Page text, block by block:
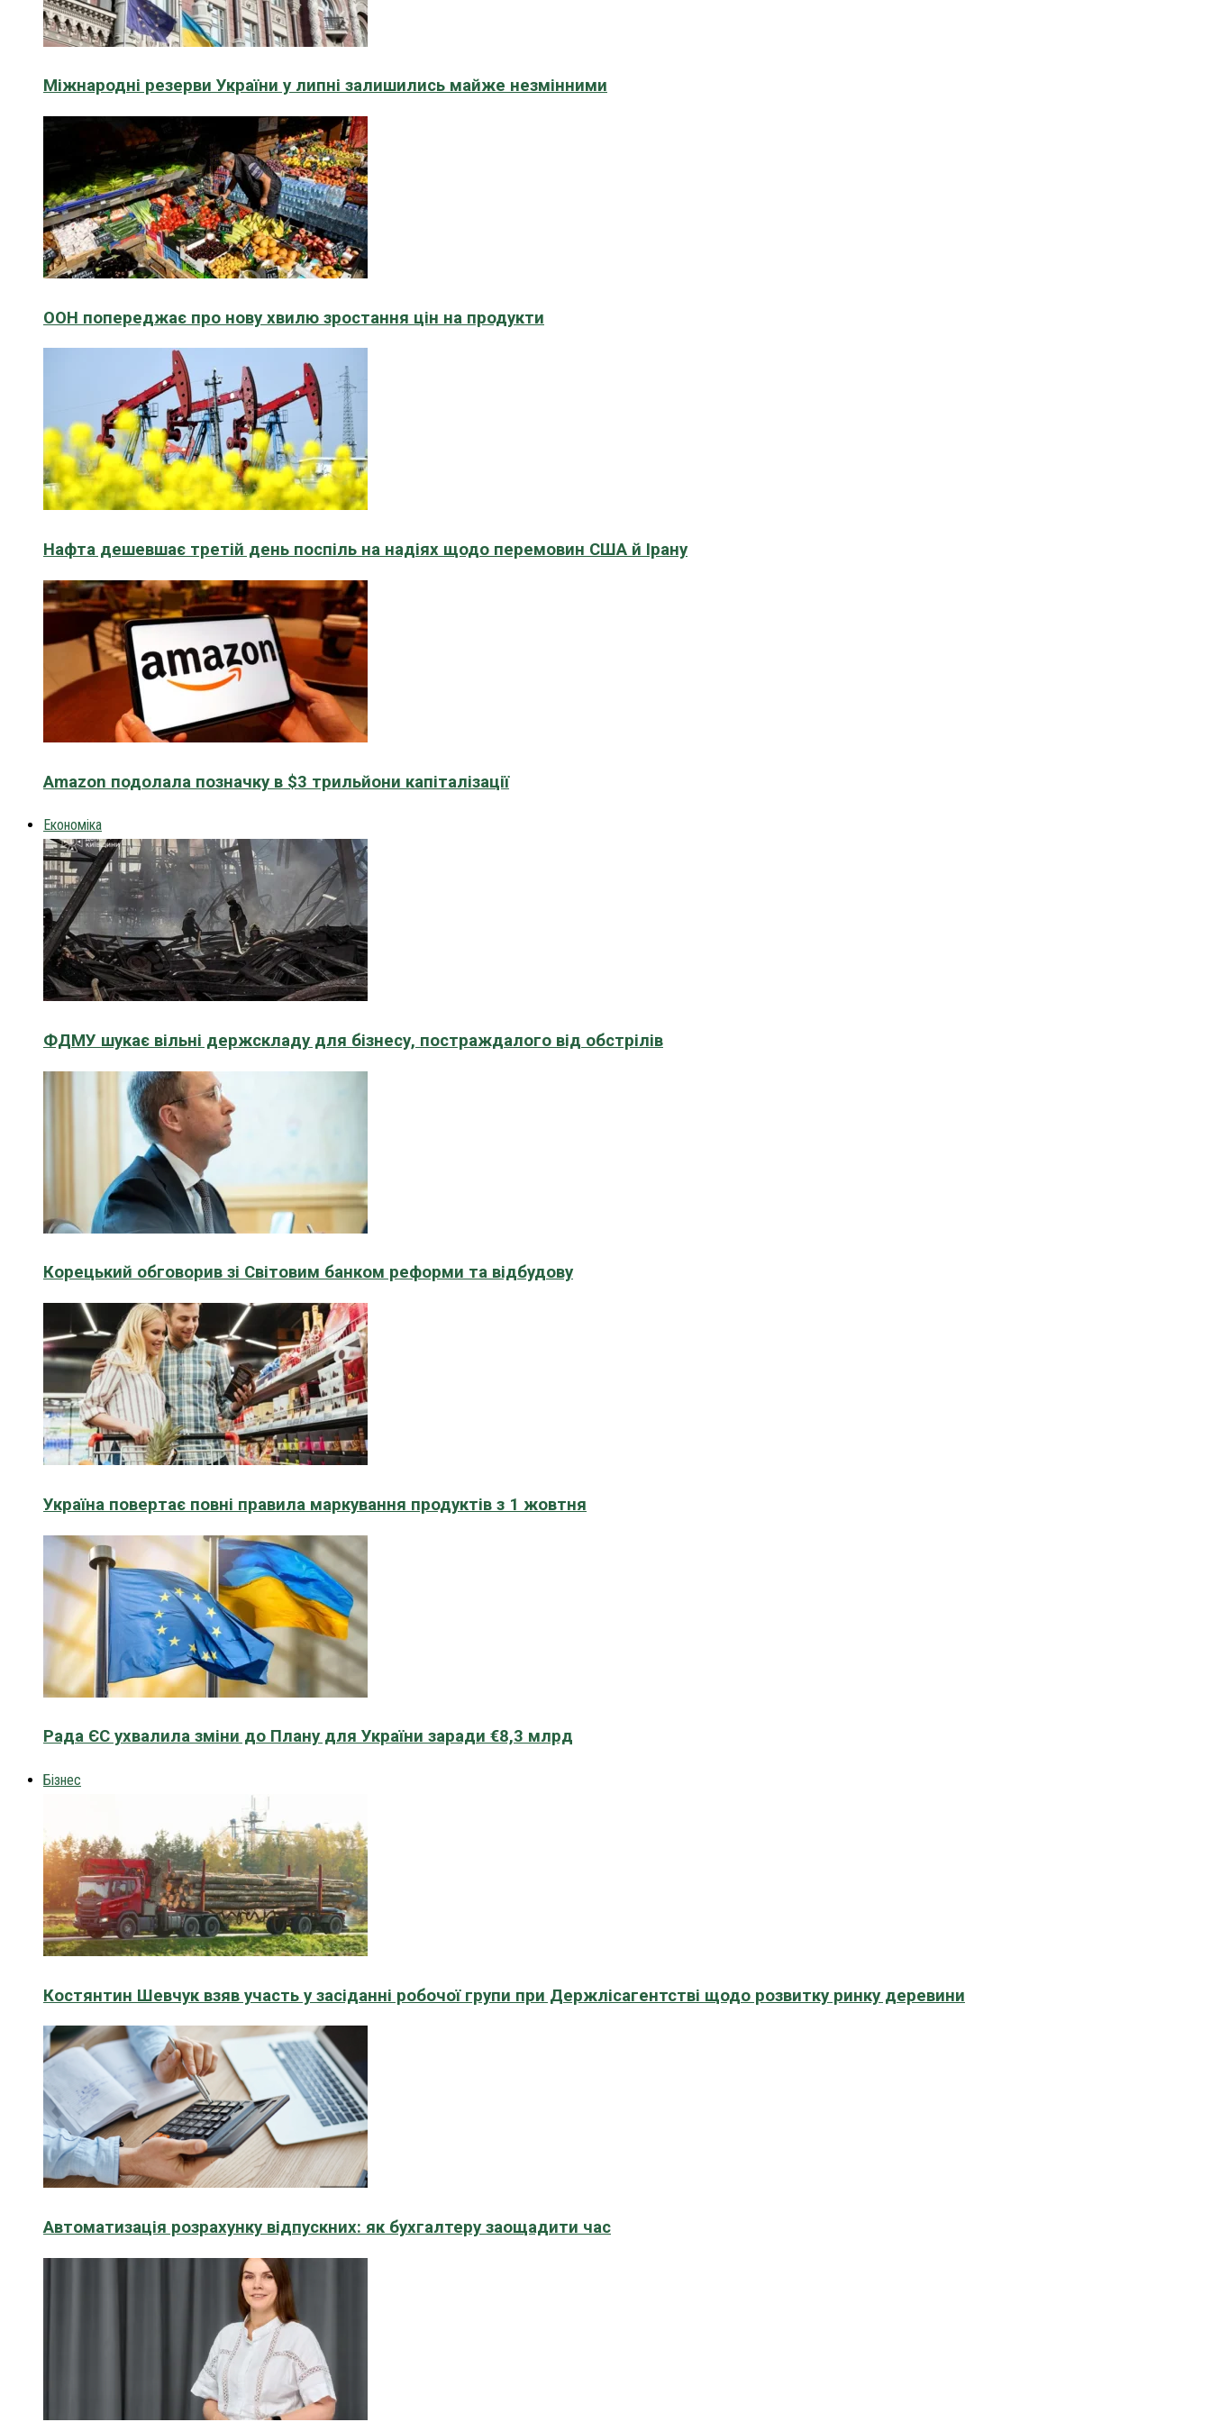
Міжнародні резерви України у липні залишились майже незмінними
ООН попереджає про нову хвилю зростання цін на продукти
Нафта дешевшає третій день поспіль на надіях щодо перемовин США й Ірану
Amazon подолала позначку в $3 трильйони капіталізації
Економіка
ФДМУ шукає вільні держскладу для бізнесу, постраждалого від обстрілів
Корецький обговорив зі Світовим банком реформи та відбудову
Україна повертає повні правила маркування продуктів з 1 жовтня
Рада ЄС ухвалила зміни до Плану для України заради €8,3 млрд
Бізнес
Костянтин Шевчук взяв участь у засіданні робочої групи при Держлісагентстві щодо розвитку ринку деревини
Автоматизація розрахунку відпускних: як бухгалтеру заощадити час